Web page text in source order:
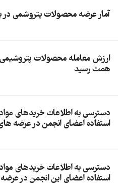
آمار عرضه محصولات پتروشمی در
همت رسید
دسترسی به اطلاعات خریدهای
استفاده اعضای انجمن در عرضه
دسترسی به اطلاعات خریدهای
استفاده اعضای این انجمن در